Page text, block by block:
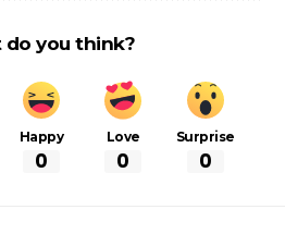
do you think?
Happy
0
Love
0
Surprise
0